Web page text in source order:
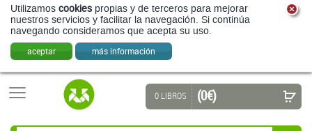
Utilizamos cookies propias y de terceros para mejorar
nuestros servicios y facilitar la navegación. Si continúa
navegando consideramos que acepta su uso.
aceptar más información
0 LIBROS (0 €)